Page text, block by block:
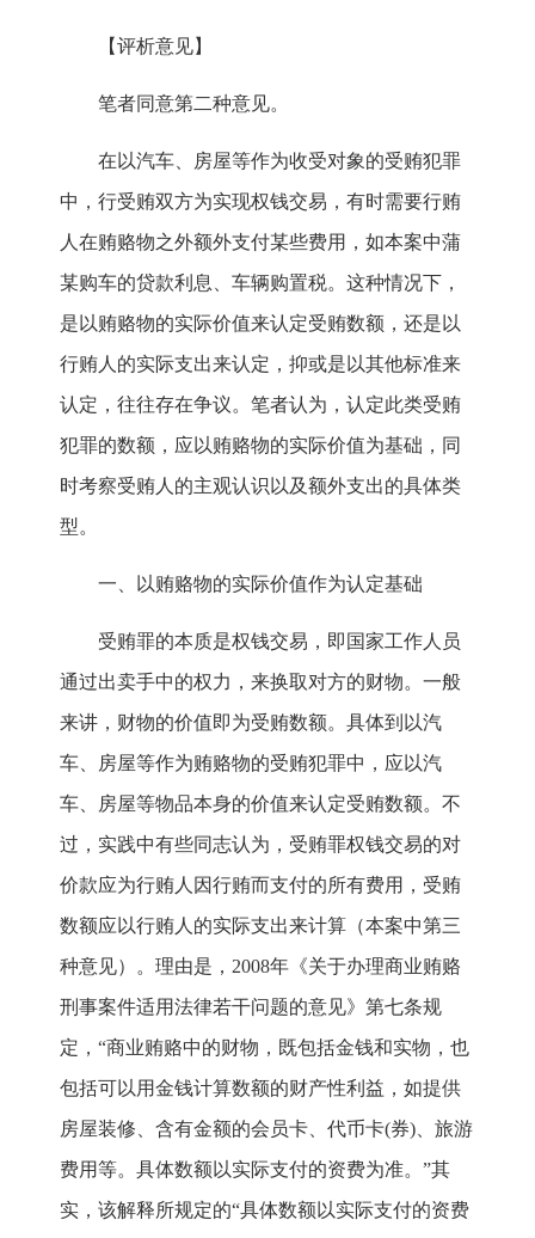
【评析意见】
笔者同意第二种意见。
在以汽车、房屋等作为收受对象的受贿犯罪
中，行受贿双方为实现权钱交易，有时需要行贿
人在贿赂物之外额外支付某些费用，如本案中蒲
某购车的贷款利息、车辆购置税。这种情况下，
是以贿赂物的实际价值来认定受贿数额，还是以
行贿人的实际支出来认定，抑或是以其他标准来
认定，往往存在争议。笔者认为，认定此类受贿
犯罪的数额，应以贿赂物的实际价值为基础，同
时考察受贿人的主观认识以及额外支出的具体类
型。
一、以贿赂物的实际价值作为认定基础
受贿罪的本质是权钱交易，即国家工作人员
通过出卖手中的权力，来换取对方的财物。一般
来讲，财物的价值即为受贿数额。具体到以汽
车、房屋等作为贿赂物的受贿犯罪中，应以汽
车、房屋等物品本身的价值来认定受贿数额。不
过，实践中有些同志认为，受贿罪权钱交易的对
价款应为行贿人因行贿而支付的所有费用，受贿
数额应以行贿人的实际支出来计算（本案中第三
种意见）。理由是，2008年《关于办理商业贿赂
刑事案件适用法律若干问题的意见》第七条规
定，“商业贿赂中的财物，既包括金钱和实物，也
包括可以用金钱计算数额的财产性利益，如提供
房屋装修、含有金额的会员卡、代币卡(券)、旅游
费用等。具体数额以实际支付的资费为准。”其
实，该解释所规定的“具体数额以实际支付的资费